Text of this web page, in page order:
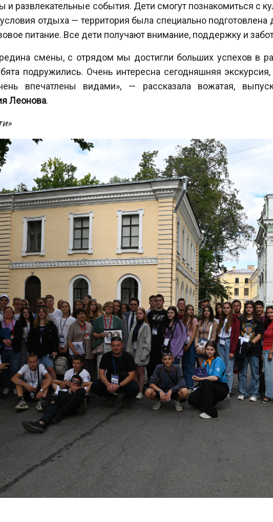
и развлекательные события. Дети смогут познакомиться с
отдыха — территория была специально
питание. Все дети получают внимание, поддержку и
смены, с отрядом мы достигли больших успехов в
подружились. Очень интересна сегодняшняя
впечатлены видами», — рассказала вожатая,
Леонова.